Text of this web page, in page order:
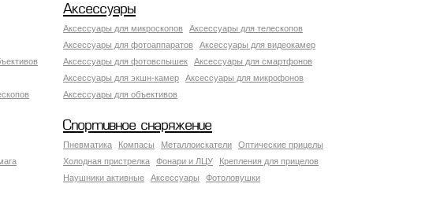
Аксессуары
Аксессуары для микроскопов
Аксессуары для телескопов
Аксессуары для фотоаппаратов
Аксессуары для видеокамер
Аксессуары для фотовспышек
Аксессуары для смартфонов
Аксессуары для экшн-камер
Аксессуары для микрофонов
Аксессуары для объективов
Спортивное снаряжение
Пневматика Компасы Металлоискатели
Оптические прицелы
Холодная пристрелка
Фонари и ЛЦУ
Крепления для прицелов
Наушники активные
Аксессуары Фотоловушки